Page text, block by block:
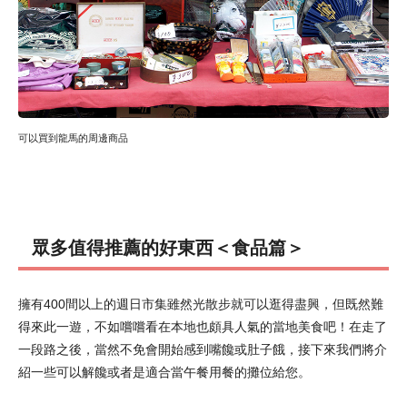
可以買到龍馬的周邊商品
眾多值得推薦的好東西＜食品篇＞
擁有400間以上的週日市集雖然光散步就可以逛得盡興，但既然難
得來此一遊，不如嚐嚐看在本地也頗具人氣的當地美食吧！在走了
一段路之後，當然不免會開始感到嘴饞或肚子餓，接下來我們將介
紹一些可以解饞或者是適合當午餐用餐的攤位給您。